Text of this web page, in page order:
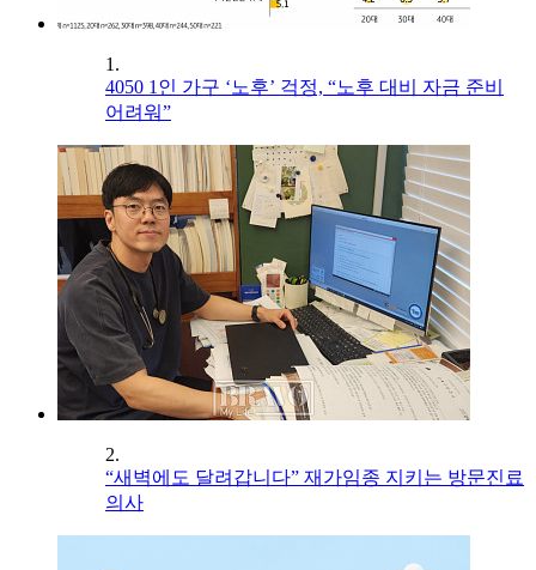
1.
4050 1인 가구 ‘노후’ 걱정, “노후 대비 자금 준비
어려워”
2.
“새벽에도 달려갑니다” 재가임종 지키는 방문진료
의사